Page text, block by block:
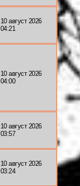
10 август 2026
04:21
10 август 2026
04:00
10 август 2026
03:57
10 август 2026
03:24